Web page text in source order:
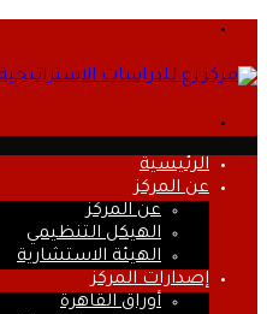
الرئيسية
عن المركز
عن المركز
الهيكل التنظيمي
الهيئة الاستشارية
إصدارات المركز
أوراق القاهرة